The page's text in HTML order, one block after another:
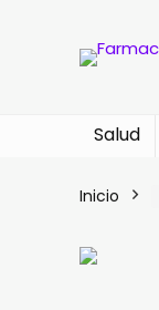
Salud
Inicio